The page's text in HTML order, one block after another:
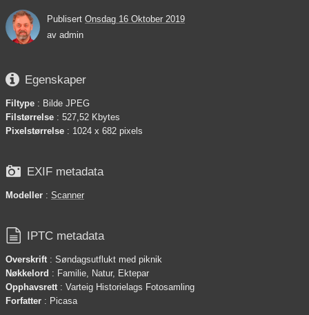
Publisert Onsdag 16 Oktober 2019
av admin
 Egenskaper
Filtype : Bilde JPEG
Filstørrelse : 527,52 Kbytes
Pixelstørrelse : 1024 x 682 pixels
 EXIF metadata
Modeller : Scanner
 IPTC metadata
Overskrift: Søndagsutflukt med piknik
Nøkkelord : Familie, Natur, Ektepar
Opphavsrett: Varteig Historielags Fotosamling
Forfatter : Picasa